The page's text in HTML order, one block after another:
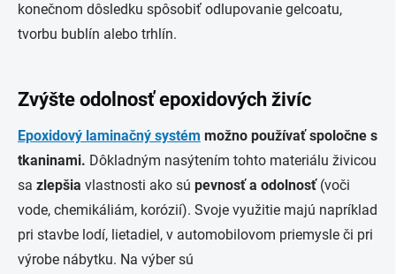
konečnom dôsledku spôsobiť odlupovanie gelcoatu,
tvorbu bublín alebo trhlín.
Zvýšte odolnosť epoxidových živíc
Epoxidový laminačný systém možno používať spoločne s
tkaninami. Dôkladným nasýtením tohto materiálu živicou
sa zlepšia vlastnosti ako sú pevnosť a odolnosť (voči
vode, chemikáliám, korózií). Svoje využitie majú napríklad
pri stavbe lodí, lietadiel, v automobilovom priemysle či pri
výrobe nábytku. Na výber sú